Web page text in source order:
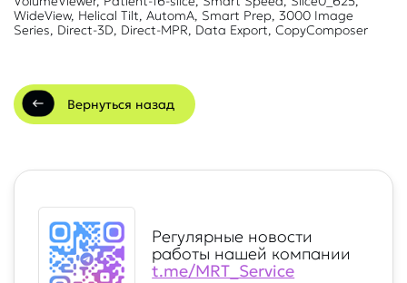
WideView, Helical Tilt, AutomA, Smart Prep, 3000 Image
Series, Direct-3D, Direct-MPR, Data Export, CopyComposer
Вернуться назад
Регулярные новости
работы нашей компании
t.me/MRT_Service